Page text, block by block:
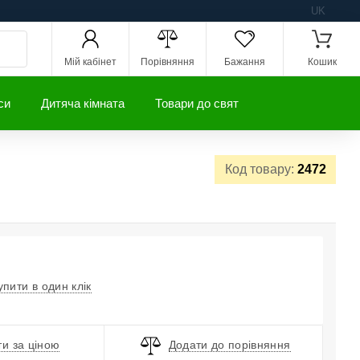
UK
Мій кабінет Порівняння Бажання Кошик
Дитяча кімната Товари до свят
Код товару: 2472
в один клік
за ціною Додати до порівняння